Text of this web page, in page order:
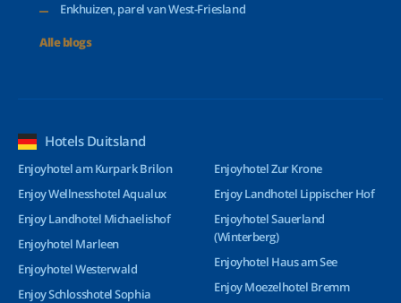
Enkhuizen, parel van West-Friesland
Alle blogs
Hotels Duitsland
Enjoyhotel am Kurpark Brilon
Enjoy Wellnesshotel Aqualux
Enjoy Landhotel Michaelishof
Enjoyhotel Marleen
Enjoyhotel Westerwald
Enjoy Schlosshotel Sophia
Enjoyhotel Zur Krone
Enjoy Landhotel Lippischer Hof
Enjoyhotel Sauerland
(Winterberg)
Enjoyhotel Haus am See
Enjoy Moezelhotel Bremm